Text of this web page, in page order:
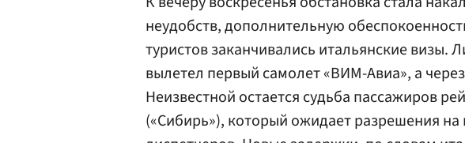
неудобств, дополнительную
туристов заканчивались итальянские визы.
вылетел первый самолет «ВИМ-Авиа», а
Неизвестной остается судьба пассажиров
(«Сибирь»), который ожидает разрешения на